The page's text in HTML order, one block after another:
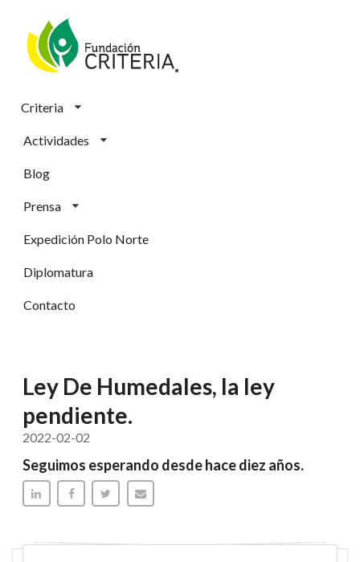
Criteria
Actividades
Blog
Prensa
Expedición Polo Norte
Diplomatura
Contacto
Ley De Humedales, la ley
pendiente.
2022-02-02
Seguimos esperando desde hace diez años.